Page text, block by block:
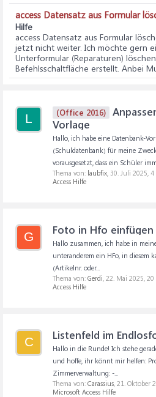
access Datensatz aus Formular
Hilfe
access Datensatz aus Formular
jetzt nicht weiter. Ich möchte gern
Unterformular (Reparaturen)
Befehlsschaltfläche erstellt. Anbei
L (Office 2016)
Vorlage
Hallo, ich habe eine Datenbank-
(Schuldatenbank) für meine
vorausgesetzt, dass ein Schüler
Thema von: laubfix, 30. Juli 2025,
Access Hilfe
G Foto in Hfo einfügen
Hallo zusammen, ich habe in
unteranderem ein HFo, in diesem
(Artikelnr. oder...
Thema von: Gerdi, 22. Mai 2025,
Access Hilfe
C Listenfeld im
Hallo in die Runde! Ich stehe
und hoffe, ihr könnt mir helfen:
Zimmerverwaltung: -...
Thema von: Carassius, 21. Oktober
Microsoft Access Hilfe